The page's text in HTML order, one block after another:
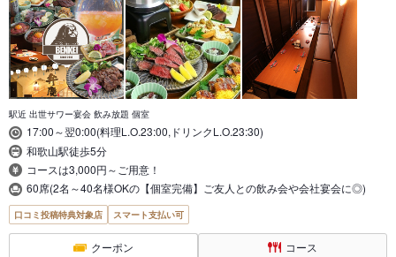
駅近 出世サワー宴会 飲み放題 個室
17:00～翌0:00(料理L.O.23:00,ドリンクL.O.23:30)
和歌山駅徒歩5分
コースは3,000円～ご用意！
60席(2名～40名様OKの【個室完備】ご友人との飲み会や会社宴会に◎)
口コミ投稿特典対象店 スマート支払い可
クーポン コース